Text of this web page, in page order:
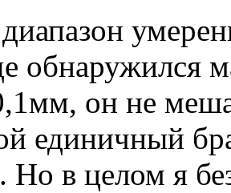
обнаружился
он не
единичный
Но в целом я